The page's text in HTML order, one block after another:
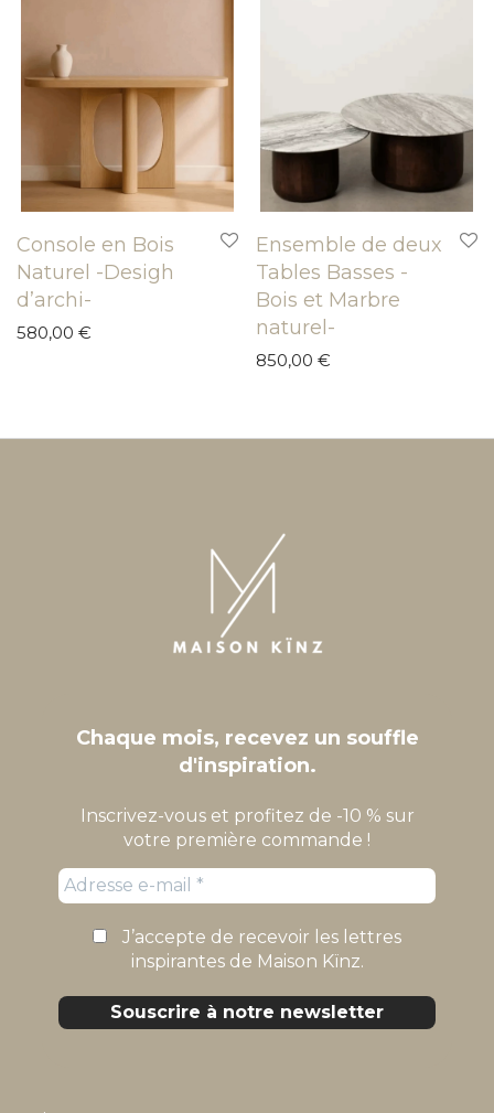
Console en Bois
Naturel -Desigh
d’archi-
580,00 €
Ensemble de deux
Tables Basses -
Bois et Marbre
naturel-
850,00 €
Chaque mois, recevez un souffle
d'inspiration.
Inscrivez-vous et profitez de -10 % sur
votre première commande !
J’accepte de recevoir les lettres
inspirantes de Maison Kïnz.